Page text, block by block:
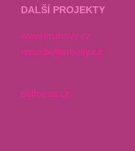
DALŠÍ PROJEKTY
www.kruhovy.cz
www.betterbelly.cz
selfness.cz